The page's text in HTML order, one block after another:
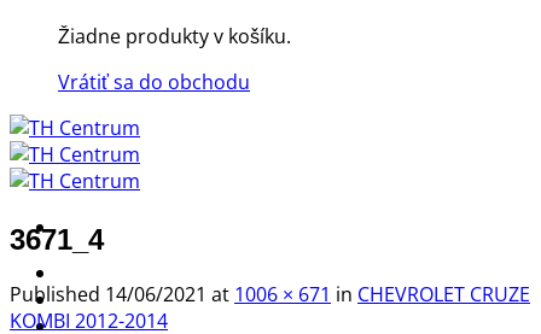
Žiadne produkty v košíku.
Vrátiť sa do obchodu
Výpredaj -%
Produkty
3671_4
Published 14/06/2021 at 1006 × 671 in CHEVROLET CRUZE
KOMBI 2012-2014